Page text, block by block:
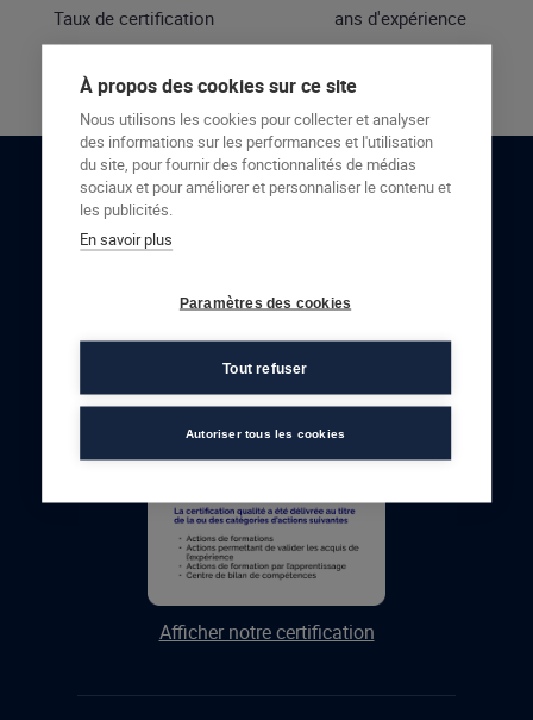
Taux de certification ans d'expérience
RESTONS EN CONTACT
Afficher notre certification
À propos des cookies sur ce site
Nous utilisons les cookies pour collecter et analyser
des informations sur les performances et l'utilisation
du site, pour fournir des fonctionnalités de médias
sociaux et pour améliorer et personnaliser le contenu et
les publicités.
En savoir plus
Paramètres des cookies
Tout refuser
Autoriser tous les cookies